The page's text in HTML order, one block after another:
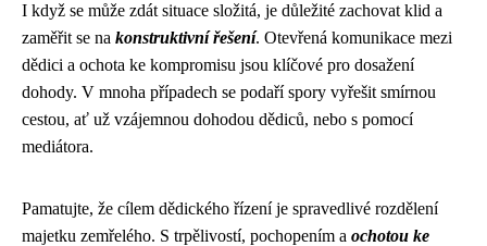
I když se může zdát situace složitá, je důležité zachovat klid a
zaměřit se na konstruktivní řešení. Otevřená komunikace mezi
dědici a ochota ke kompromisu jsou klíčové pro dosažení
dohody. V mnoha případech se podaří spory vyřešit smírnou
cestou, ať už vzájemnou dohodou dědiců, nebo s pomocí
mediátora.
Pamatujte, že cílem dědického řízení je spravedlivé rozdělení
majetku zemřelého. S trpělivostí, pochopením a ochotou ke